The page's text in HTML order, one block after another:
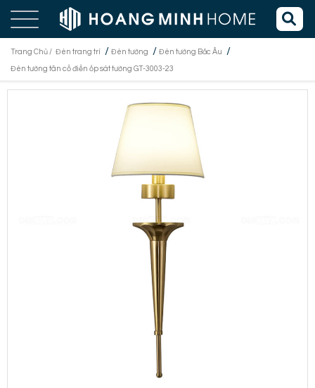
Trang Chủ / Đèn trang trí / Đèn tường / Đèn tường Bắc Âu /
Đèn tường tân cổ điển ốp sát tường GT-3003-23